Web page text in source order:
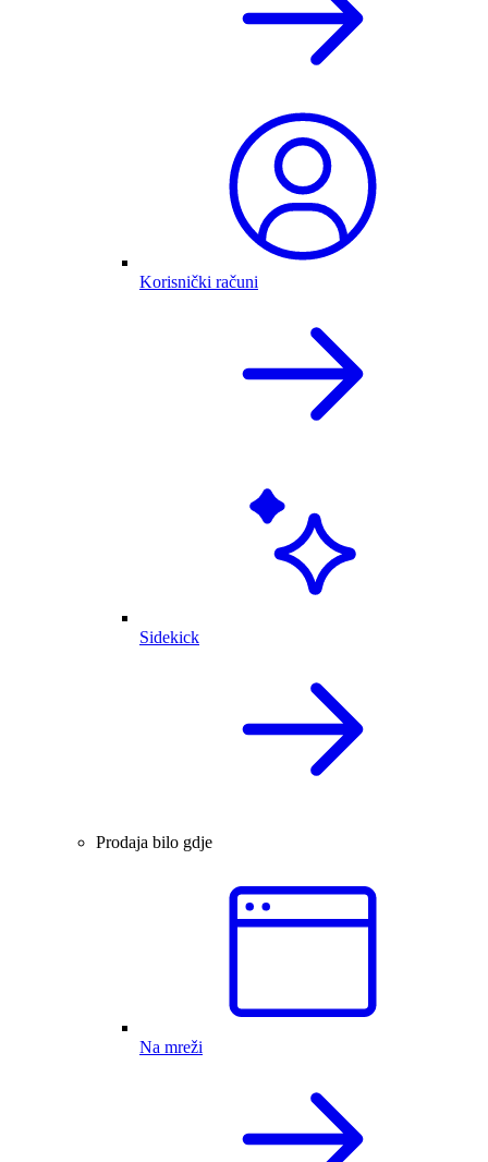
Korisnički računi
Sidekick
Prodaja bilo gdje
Na mreži